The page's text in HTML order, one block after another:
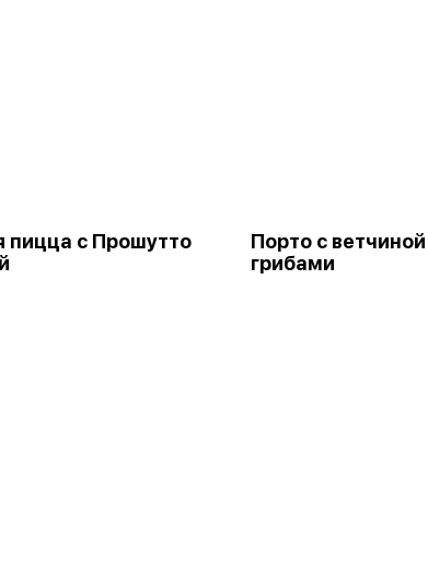
пицца с Прошутто
Порто с ветчиной
грибами